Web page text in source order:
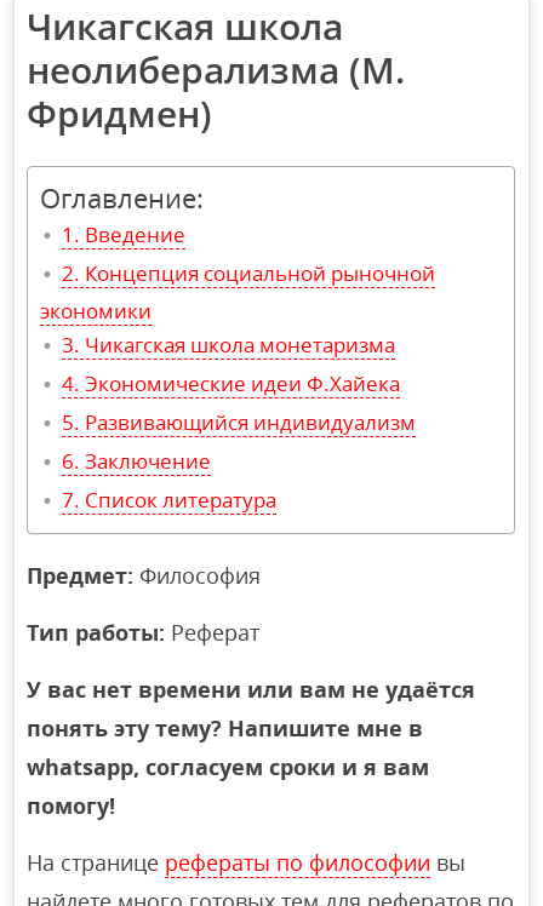
Чикагская школа
неолиберализма (М.
Фридмен)
Оглавление:
Введение
Концепция социальной рыночной
экономики
Чикагская школа монетаризма
Экономические идеи Ф.Хайека
Развивающийся индивидуализм
Заключение
Список литература
Предмет: Философия
Тип работы: Реферат
У вас нет времени или вам не удаётся
понять эту тему? Напишите мне в
whatsapp, согласуем сроки и я вам
помогу!
На странице рефераты по философии вы